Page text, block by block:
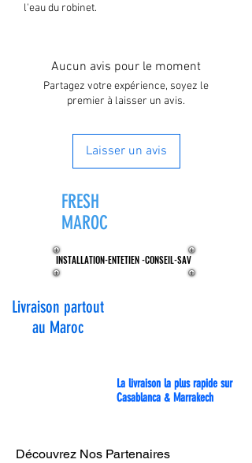
l'eau du robinet.
Aucun avis pour le moment
Partagez votre expérience, soyez le
premier à laisser un avis.
Laisser un avis
FRESH
MAROC
INSTALLATION-ENTETIEN -CONSEIL-SAV
INSTALLATION-ENTETIEN -CONSEIL-SAV
Livraison partout
au Maroc
La livraison la plus rapide sur
Casablanca & Marrakech
Découvrez Nos Partenaires